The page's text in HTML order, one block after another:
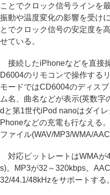
ことでクロック信号ラインを
振動や温度変化の影響を受け
とでクロック信号の安定度を
せている。
接続したiPhoneなどを直接
D6004のリモコンで操作する
モードではCD6004のディス
ム名、曲名などが表示(英数
dと第1世代iPod nanoはダイ
Phoneなどの充電も行なえる
ファイル(WAV/MP3/WMA/
対応ビットレートはWMAが
s)。MP3が32～320kbps。
32/44.1/48kHzをサポートする。